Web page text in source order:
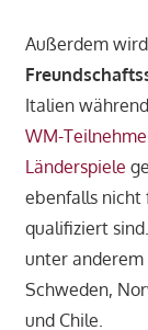
Außerdem
Italien
WM-
Länderspiele
ebenfalls nicht
qualifiziert
unter
Schweden,
und Chile.